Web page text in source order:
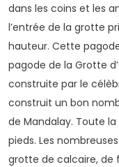
dans les coins et les
l’entrée de la grotte
hauteur. Cette
pagode de la Grotte
construite par le
construit un bon
de Mandalay. Toute
pieds. Les
grotte de calcaire,